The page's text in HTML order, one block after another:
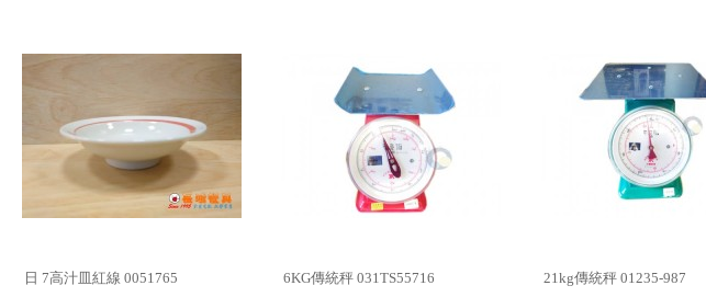
日 7高汁皿紅線 0051765 6KG傳統秤 031TS55716 21kg傳統秤 01235-987